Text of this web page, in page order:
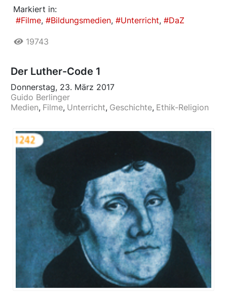
Markiert in:
Filme
Bildungsmedien Unterricht DaZ
19743
Der Luther-Code 1
Donnerstag, 23. März 2017
Guido Berlinger
Medien Filme Unterricht Geschichte Ethik-Religion